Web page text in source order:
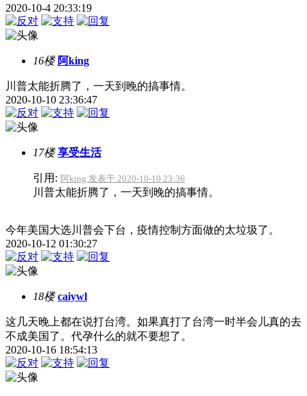
2020-10-4 20:33:19
16楼 阿king
川普太能折腾了，一天到晚的搞事情。
2020-10-10 23:36:47
17楼 享受生活
引用: 阿king 发表于 2020-10-10 23:36
川普太能折腾了，一天到晚的搞事情。
今年美国大选川普会下台，疫情控制方面做的太垃圾了。
2020-10-12 01:30:27
18楼 caiywl
这几天晚上都在说打台湾。如果真打了台湾一时半会儿真的去
不成美国了。代孕什么的就不要想了。
2020-10-16 18:54:13